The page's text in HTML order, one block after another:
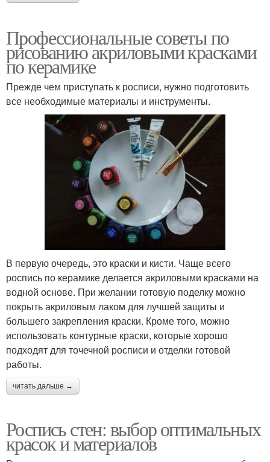
Профессиональные советы по
рисованию акриловыми красками
по керамике
Прежде чем приступать к росписи, нужно подготовить
все необходимые материалы и инструменты.
В первую очередь, это краски и кисти. Чаще всего
роспись по керамике делается акриловыми красками на
водной основе. При желании готовую поделку можно
покрыть акриловым лаком для лучшей защиты и
большего закрепления краски. Кроме того, можно
использовать контурные краски, которые хорошо
подходят для точечной росписи и отделки готовой
работы.
читать дальше →
Роспись стен: выбор оптимальных
красок и материалов